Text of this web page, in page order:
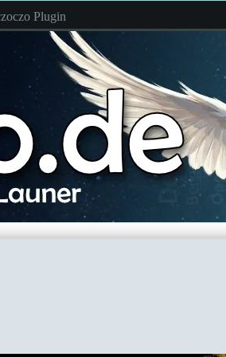
Plugin